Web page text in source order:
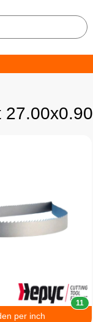
27.00x0.90
per inch
11